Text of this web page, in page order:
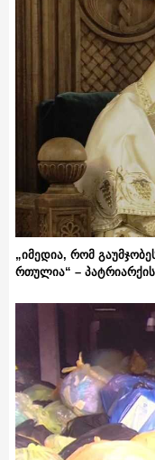
„იმედია, რომ
რთულია“ –